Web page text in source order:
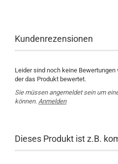
Kundenrezensionen
Leider sind noch keine Bewertungen
der das Produkt bewertet.
Sie müssen angemeldet sein um
können. Anmelden
Dieses Produkt ist z.B.